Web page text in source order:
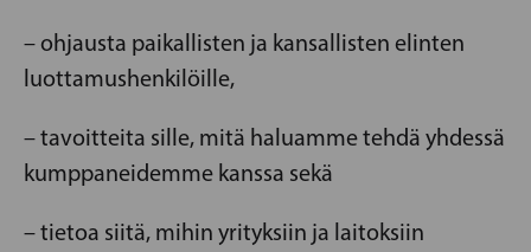
– ohjausta paikallisten ja kansallisten elinten
luottamushenkilöille,
– tavoitteita sille, mitä haluamme tehdä yhdessä
kumppaneidemme kanssa sekä
– tietoa siitä, mihin yrityksiin ja laitoksiin